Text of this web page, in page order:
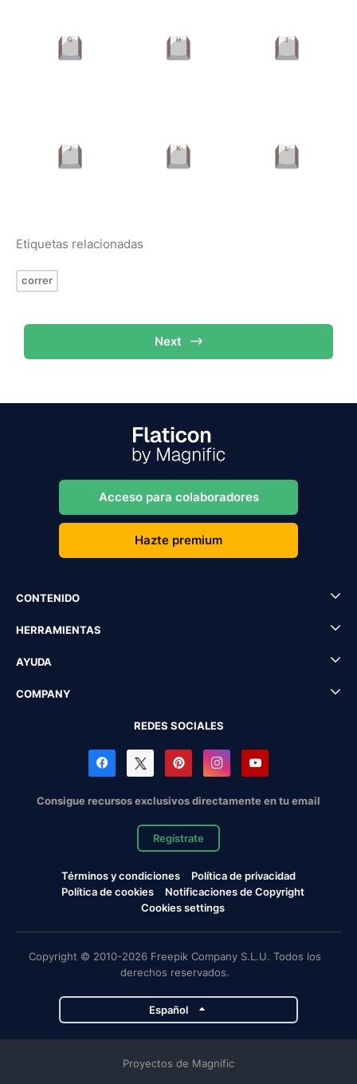
Etiquetas relacionadas
correr
Next
Acceso para colaboradores
Hazte premium
CONTENIDO
HERRAMIENTAS
AYUDA
COMPANY
REDES SOCIALES
Consigue recursos exclusivos directamente en tu email
Regístrate
Términos y condiciones
Política de privacidad
Política de cookies
Notificaciones de Copyright
Cookies settings
Copyright © 2010-2026 Freepik Company S.L.U. Todos los
derechos reservados.
Español
Proyectos de Magnific